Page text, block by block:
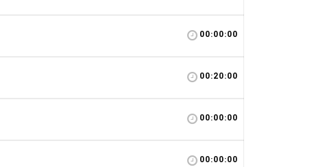
00:00:00
00:20:00
00:00:00
00:00:00